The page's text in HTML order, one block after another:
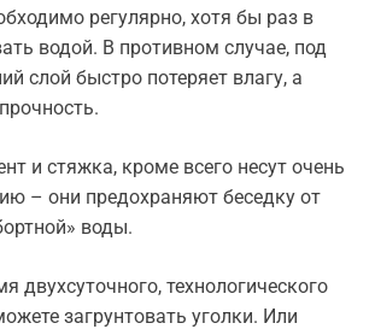
регулярно, хотя бы раз в
водой. В противном случае, под
слой быстро потеряет влагу, а
и стяжка, кроме всего несут очень
– они предохраняют беседку от
воды.
двухсуточного, технологического
загрунтовать уголки. Или